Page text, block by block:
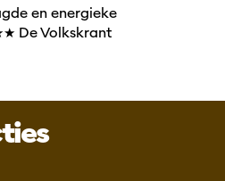
en energieke
De Volkskrant